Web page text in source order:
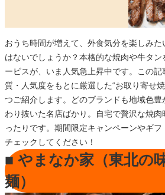
おうち時間が増えて、外食気分を楽しみ
はないでしょうか？本格的な焼肉や牛タ
ービスが、いま人気急上昇中です。この
質・人気度をもとに厳選した“お取り寄せ
つご紹介します。どのブランドも地域色
わり抜いた名店ばかり。自宅で贅沢な焼
ったりです。期間限定キャンペーンやギ
チェックしてください！
■ やまなか家（東北の
麺）